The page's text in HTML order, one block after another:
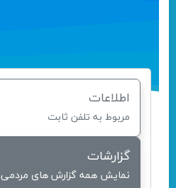
اطلاعات
مربوط به تلفن ثابت
گزارشات
نمایش همه گزارش های مردمی